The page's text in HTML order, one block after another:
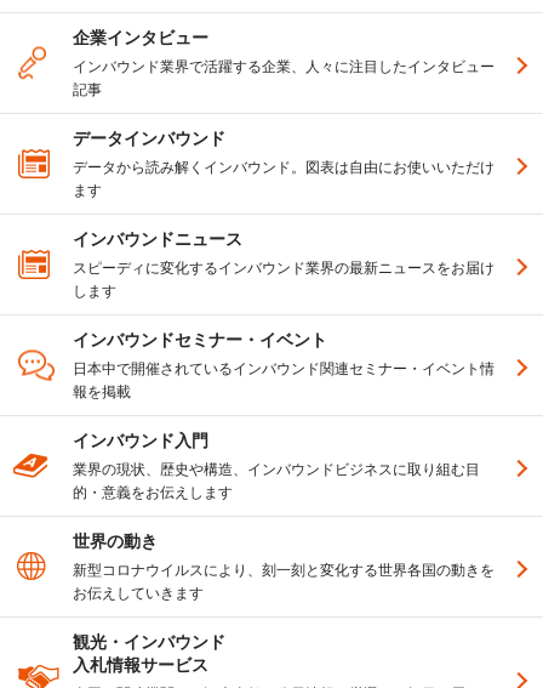
企業インタビュー
インバウンド業界で活躍する企業、人々に注目したインタビュー
記事
データインバウンド
データから読み解くインバウンド。図表は自由にお使いいただけ
ます
インバウンドニュース
スピーディに変化するインバウンド業界の最新ニュースをお届け
します
インバウンドセミナー・イベント
日本中で開催されているインバウンド関連セミナー・イベント情
報を掲載
インバウンド入門
業界の現状、歴史や構造、インバウンドビジネスに取り組む目
的・意義をお伝えします
世界の動き
新型コロナウイルスにより、刻一刻と変化する世界各国の動きを
お伝えしていきます
観光・インバウンド
入札情報サービス